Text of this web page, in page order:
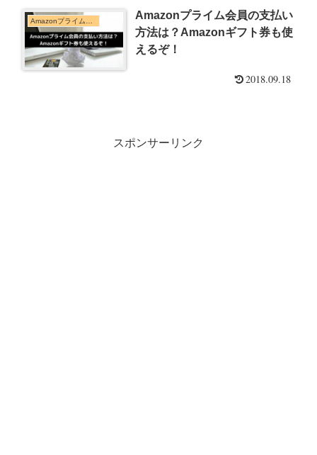
Amazonプライム会員の支払い
方法は？Amazonギフト券も使
えるぞ！
2018.09.18
スポンサーリンク